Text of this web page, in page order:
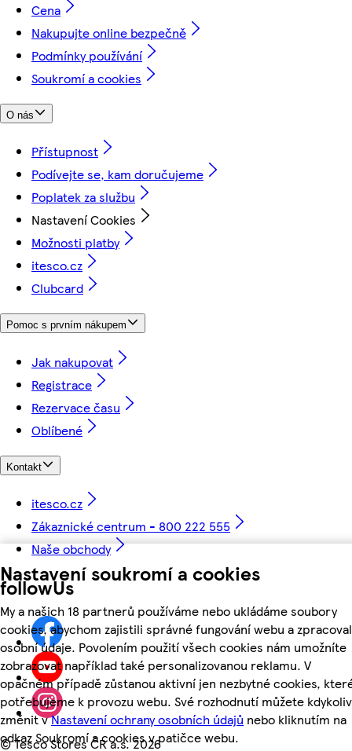
Nastavení soukromí a cookies
My a našich 18 partnerů používáme nebo ukládáme soubory
cookies, abychom zajistili správné fungování webu a
osobní údaje. Povolením použití všech cookies nám umožníte
zobrazovat například také personalizovanou reklamu. V
opačném případě zůstanou aktivní jen nezbytné cookies,
potřebujeme k provozu webu. Své rozhodnutí můžete kdykoliv
změnit vNastavení ochrany osobních údajů nebo kliknutím na
odkaz Soukromí a cookies v patičce webu.
Cena
Nakupujte online bezpečně
Podmínky používání
Soukromí a cookies
O nás
Přístupnost
Podívejte se, kam doručujeme
Poplatek za službu
Nastavení Cookies
Možnosti platby
itesco.cz
Clubcard
Pomoc s prvním nákupem
Jak nakupovat
Registrace
Rezervace času
Oblíbené
Kontakt
itesco.cz
Zákaznické centrum - 800 222 555
Naše obchody
followUs
©Tesco Stores ČR a.s. 2026